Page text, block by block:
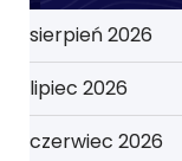
sierpień 2026
lipiec 2026
czerwiec 2026